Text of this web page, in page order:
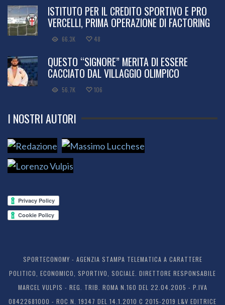
ISTITUTO PER IL CREDITO SPORTIVO E PRO
VERCELLI, PRIMA OPERAZIONE DI FACTORING
66.3K 48
QUESTO “SIGNORE” MERITA DI ESSERE
CACCIATO DAL VILLAGGIO OLIMPICO
56.7K 106
I NOSTRI AUTORI
SPORTECONOMY - AGENZIA STAMPA TELEMATICA A CARATTERE
POLITICO, ECONOMICO, SPORTIVO, SOCIALE. DIRETTORE RESPONSABILE
MARCEL VULPIS - REG. TRIB. ROMA N.160 DEL 22.04.2005 - P.IVA
08422681000 - ROC N. 19347 DEL 14.1.2010 C 2015-2019 L&V EDITRICE